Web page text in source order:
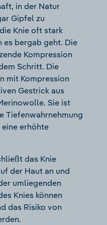
in der Natur
Gipfel zu
Knie oft stark
es bergab geht. Die
Kompression
Schritt. Die
mit Kompression
Gestrick aus
Sie ist
Tiefenwahrnehmung
erhöhte
das Knie
der Haut an und
umliegenden
Knies können
das Risiko von